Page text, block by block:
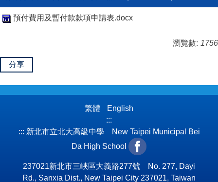
預付費用及暫付款款項申請表.docx
瀏覽數: 1756
分享
繁體
English
:::
::: 新北市立北大高級中學 New Taipei Municipal Bei
Da High School
237021新北市三峽區大義路277號 No. 277, Dayi
Rd., Sanxia Dist., New Taipei City 237021, Taiwan